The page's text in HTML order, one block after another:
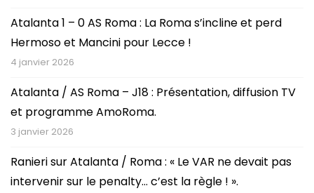
Atalanta 1 – 0 AS Roma : La Roma s’incline et perd
Hermoso et Mancini pour Lecce !
4 janvier 2026
Atalanta / AS Roma – J18 : Présentation, diffusion TV
et programme AmoRoma.
3 janvier 2026
Ranieri sur Atalanta / Roma : « Le VAR ne devait pas
intervenir sur le penalty… c’est la règle ! ».